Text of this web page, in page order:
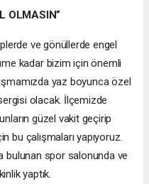
OLMASIN”
ve gönüllerde engel
kadar bizim için önemli
yaz boyunca özel
olacak. İlçemizde
güzel vakit geçirip
bu çalışmaları yapıyoruz.
bulunan spor salonunda ve
yaptık.